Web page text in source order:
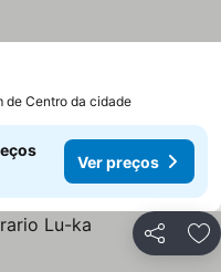
de Centro da cidade
Ver preços
Partilhar